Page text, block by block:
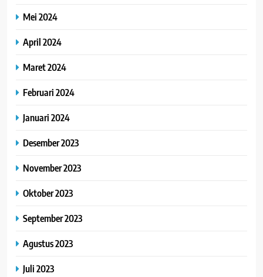
Mei 2024
April 2024
Maret 2024
Februari 2024
Januari 2024
Desember 2023
November 2023
Oktober 2023
September 2023
Agustus 2023
Juli 2023